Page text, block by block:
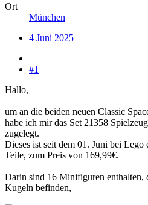
Ort
München
4 Juni 2025
#1
Hallo,
um an die beiden neuen Classic
habe ich mir das Set 21358
zugelegt.
Dieses ist seit dem 01. Juni bei
Teile, zum Preis von 169,99€.
Darin sind 16 Minifiguren enthalten,
Kugeln befinden,